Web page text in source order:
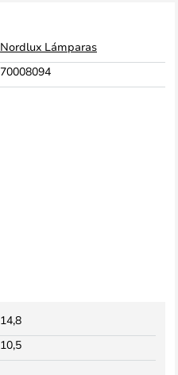
Nordlux Lámparas
70008094
10,5
14,8